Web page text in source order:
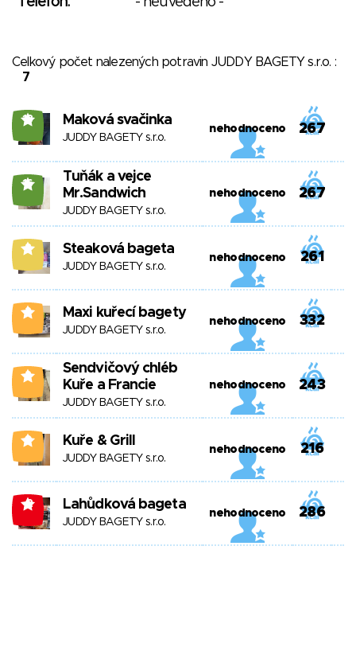
Celkový počet nalezených potravin JUDDY BAGETY s.r.o. :
7
18 Maková svačinka
JUDDY BAGETY s.r.o.
nehodnoceno 267
16
Tuňák a vejce
Mr.Sandwich
JUDDY BAGETY s.r.o.
nehodnoceno 267
8 Steaková bageta
JUDDY BAGETY s.r.o.
nehodnoceno 261
2 Maxi kuřecí bagety
JUDDY BAGETY s.r.o.
nehodnoceno 332
2
Sendvičový chléb
Kuře a Francie
JUDDY BAGETY s.r.o.
nehodnoceno 243
0 Kuře & Grill
JUDDY BAGETY s.r.o.
nehodnoceno 216
-2 Lahůdková bageta
JUDDY BAGETY s.r.o.
nehodnoceno 286